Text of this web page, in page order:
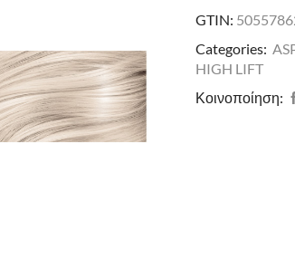
GTIN:
Categories:
HIGH LIFT
Κοινοποίηση: